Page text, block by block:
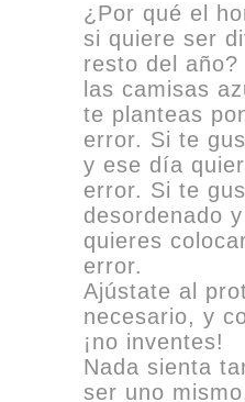
¿Por qué el
si quiere ser
resto del
las camisas
te planteas
error. Si te
y ese día
error. Si te
desordenado
quieres
error.
Ajústate al
necesario, y
¡no inventes!
Nada sienta
ser uno